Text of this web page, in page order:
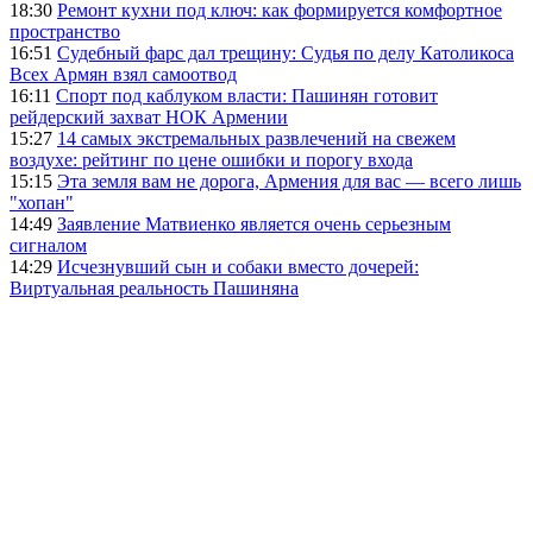
18:30 Ремонт кухни под ключ: как формируется комфортное
пространство
16:51 Судебный фарс дал трещину: Судья по делу Католикоса
Всех Армян взял самоотвод
16:11 Спорт под каблуком власти: Пашинян готовит
рейдерский захват НОК Армении
15:27 14 самых экстремальных развлечений на свежем
воздухе: рейтинг по цене ошибки и порогу входа
15:15 Эта земля вам не дорога, Армения для вас — всего лишь
"хопан"
14:49 Заявление Матвиенко является очень серьезным
сигналом
14:29 Исчезнувший сын и собаки вместо дочерей:
Виртуальная реальность Пашиняна